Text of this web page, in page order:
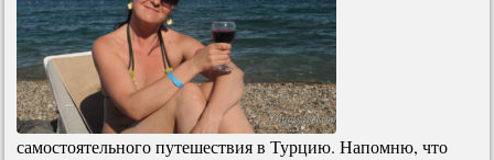
самостоятельного путешествия в Турцию. Напомню, что